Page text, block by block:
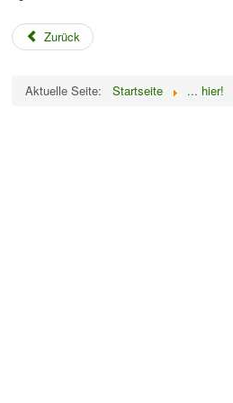
Zurück
Aktuelle Seite: Startseite ... hier!